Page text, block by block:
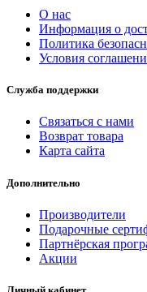
О нас
Информация о
Политика
Условия
Служба поддержки
Связаться с нами
Возврат товара
Карта сайта
Дополнительно
Производители
Подарочные
Партнёрская
Акции